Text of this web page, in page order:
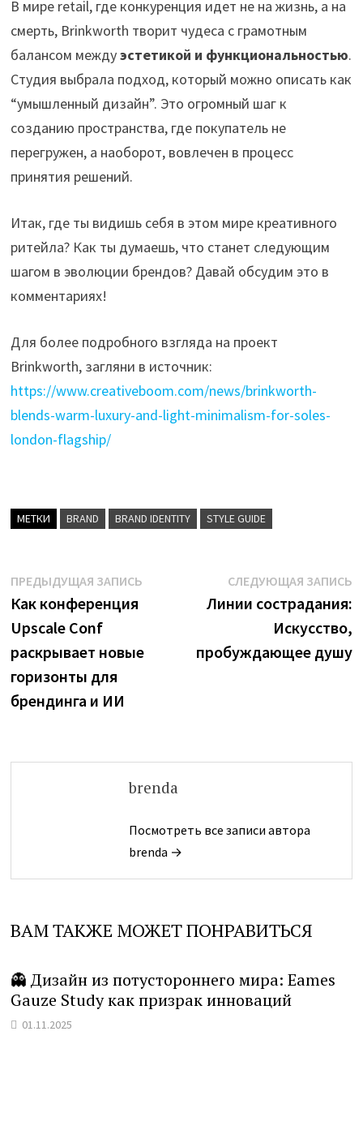
В мире retail, где конкуренция идет не на жизнь, а на
смерть, Brinkworth творит чудеса с грамотным
балансом междуэстетикой и функциональностью.
Студия выбрала подход, который можно описать как
“умышленный дизайн”. Это огромный шаг к
созданию пространства, где покупатель не
перегружен, а наоборот, вовлечен в процесс
принятия решений.
Итак, где ты видишь себя в этом мире креативного
ритейла? Как ты думаешь, что станет следующим
шагом в эволюции брендов? Давай обсудим это в
комментариях!
Для более подробного взгляда на проект
Brinkworth, загляни в источник:
https://www.creativeboom.com/news/brinkworth-
blends-warm-luxury-and-light-minimalism-for-soles-
london-flagship/
МЕТКИ BRAND BRAND IDENTITY STYLE GUIDE
Навигация
по
записям
ПРЕДЫДУЩАЯ ЗАПИСЬ
Как конференция
Upscale Conf
раскрывает новые
горизонты для
брендинга и ИИ
СЛЕДУЮЩАЯ ЗАПИСЬ
Линии сострадания:
Искусство,
пробуждающее душу
brenda
Посмотреть все записи автора
brenda →
ВАМ ТАКЖЕ МОЖЕТ ПОНРАВИТЬСЯ
👻 Дизайн из потустороннего мира: Eames
Gauze Study как призрак инноваций
01.11.2025